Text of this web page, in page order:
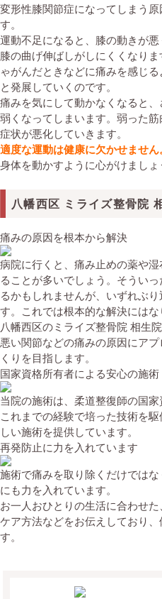
変形性膝関節症になってしまう
す。
運動不足になると、膝の動きが悪
膝の曲げ伸ばしがしにくくなり
ゃがんだときなどに痛みを感じ
と発展していくのです。
痛みを気にして動かなくなると
弱くなってしまいます。弱った
症状が悪化していきます。
適度な運動は健康に欠かせません
身体を動かすように心がけましょ
八幡西区 ミライズ整骨院
痛みの原因を根本から解決
病院に行くと、痛み止めの薬や
ることが多いでしょう。そうい
るかもしれませんが、いずれぶ
す。これでは根本的な解決にはな
八幡西区のミライズ整骨院 相生
悪い関節などの痛みの原因にア
くりを目指します。
国家資格所有者による安心の施術
当院の施術は、柔道整復師の国家
これまでの経験で培った技術を
しい施術を提供しています。
再発防止に力を入れています
施術で痛みを取り除くだけでは
にも力を入れています。
お一人おひとりの生活に合わせ
ケア方法などをお伝えしており
す。